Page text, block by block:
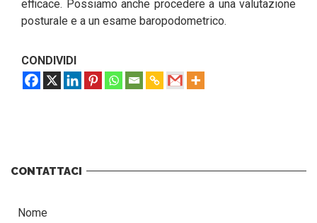
efficace. Possiamo anche procedere a una valutazione
posturale e a un esame baropodometrico.
CONDIVIDI
CONTATTACI
Nome